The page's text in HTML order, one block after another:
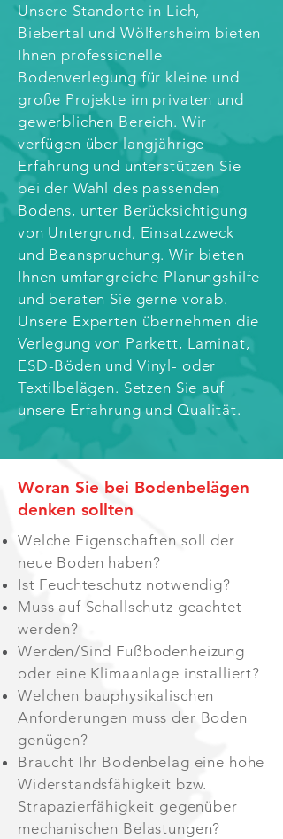
Unsere Standorte in Lich,
Biebertal und Wölfersheim bieten
Ihnen professionelle
Bodenverlegung für kleine und
große Projekte im privaten und
gewerblichen Bereich. Wir
verfügen über langjährige
Erfahrung und unterstützen Sie
bei der Wahl des passenden
Bodens, unter Berücksichtigung
von Untergrund, Einsatzzweck
und Beanspruchung. Wir bieten
Ihnen umfangreiche Planungshilfe
und beraten Sie gerne vorab.
Unsere Experten übernehmen die
Verlegung von Parkett, Laminat,
ESD-Böden und Vinyl- oder
Textilbelägen. Setzen Sie auf
unsere Erfahrung und Qualität.
Woran Sie bei Bodenbelägen
denken sollten
Welche Eigenschaften soll der
neue Boden haben?
Ist Feuchteschutz notwendig?
Muss auf Schallschutz geachtet
werden?
Werden/Sind Fußbodenheizung
oder eine Klimaanlage installiert?
Welchen bauphysikalischen
Anforderungen muss der Boden
genügen?
Braucht Ihr Bodenbelag eine hohe
Widerstandsfähigkeit bzw.
Strapazierfähigkeit gegenüber
mechanischen Belastungen?